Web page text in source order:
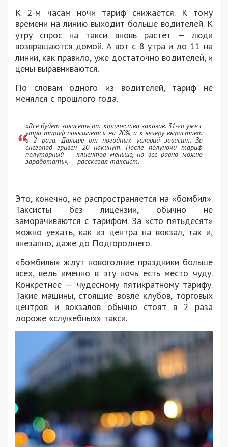
К 2-м часам ночи тариф снижается. К тому
времени на линию выходит больше водителей. К
утру спрос на такси вновь растет — люди
возвращаются домой. А вот с 8 утра и до 11 на
линии, как правило, уже достаточно водителей, и
цены выравниваются.
По словам одного из водителей, тариф не
менялся с прошлого года.
«Все будет зависеть от количества заказов. 31-го уже с
утра тариф повышается на 20%, а к вечеру вырастает
в 2 раза. Дальше от погодных условий зависит. За
снегопад гривен 20 накинут. После полуночи тариф
полуторный — клиентов меньше, но всё равно можно
заработать», — рассказал таксист.
Это, конечно, не распространяется на «бомбил».
Таксисты без лицензии, обычно не
заморачиваются с тарифом. За «сто пятьдесят»
можно уехать, как из центра на вокзал, так и,
внезапно, даже до Подгороднего.
«Бомбилы» ждут новогодние праздники больше
всех, ведь именно в эту ночь есть место чуду.
Конкретнее — чудесному пятикратному тарифу.
Такие машины, стоящие возле клубов, торговых
центров и вокзалов обычно стоят в 2 раза
дороже «служебных» такси.